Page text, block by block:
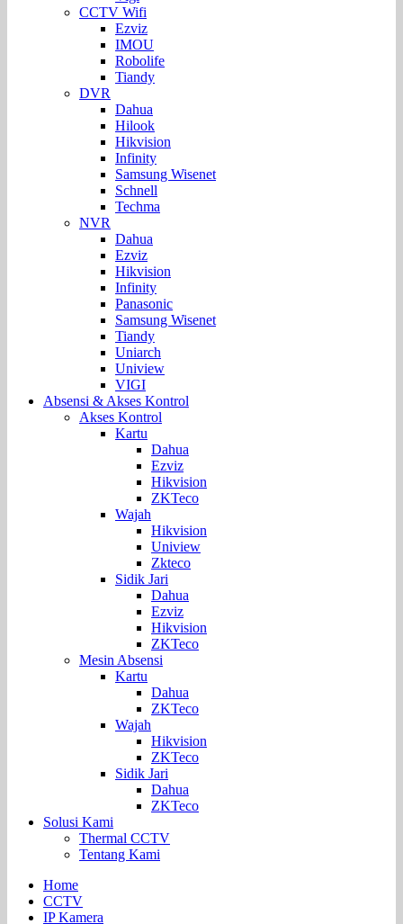
CCTV Wifi
Ezviz
IMOU
Robolife
Tiandy
DVR
Dahua
Hilook
Hikvision
Infinity
Samsung Wisenet
Schnell
Techma
NVR
Dahua
Ezviz
Hikvision
Infinity
Panasonic
Samsung Wisenet
Tiandy
Uniarch
Uniview
VIGI
Absensi & Akses Kontrol
Akses Kontrol
Kartu
Dahua
Ezviz
Hikvision
ZKTeco
Wajah
Hikvision
Uniview
Zkteco
Sidik Jari
Dahua
Ezviz
Hikvision
ZKTeco
Mesin Absensi
Kartu
Dahua
ZKTeco
Wajah
Hikvision
ZKTeco
Sidik Jari
Dahua
ZKTeco
Solusi Kami
Thermal CCTV
Tentang Kami
Home
CCTV
IP Kamera